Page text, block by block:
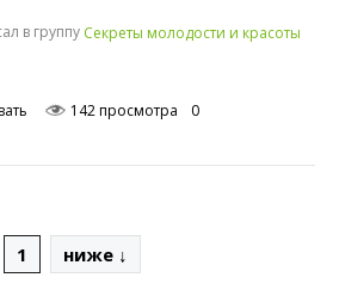
в группу Секреты молодости и красоты
142 просмотра 0
1 ниже ↓